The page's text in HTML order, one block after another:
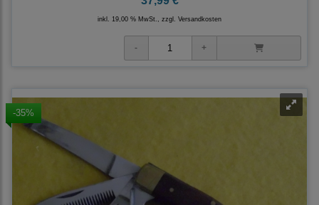
inkl. 19,00 % MwSt., zzgl. Versandkosten
-35%